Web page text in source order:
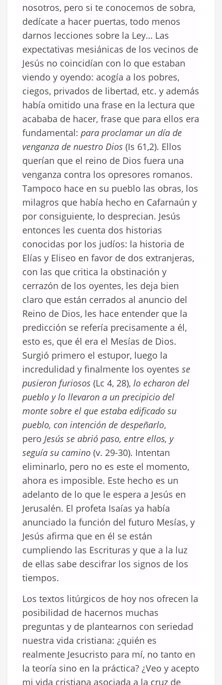
nosotros, pero si te conocemos de sobra,
dedícate a hacer puertas, todo menos
darnos lecciones sobre la Ley… Las
expectativas mesiánicas de los vecinos de
Jesús no coincidían con lo que estaban
viendo y oyendo: acogía a los pobres,
ciegos, privados de libertad, etc. y además
había omitido una frase en la lectura que
acababa de hacer, frase que para ellos era
fundamental: para proclamar un día de
venganza de nuestro Dios (Is 61,2). Ellos
querían que el reino de Dios fuera una
venganza contra los opresores romanos.
Tampoco hace en su pueblo las obras, los
milagros que había hecho en Cafarnaún y
por consiguiente, lo desprecian. Jesús
entonces les cuenta dos historias
conocidas por los judíos: la historia de
Elías y Eliseo en favor de dos extranjeras,
con las que critica la obstinación y
cerrazón de los oyentes, les deja bien
claro que están cerrados al anuncio del
Reino de Dios, les hace entender que la
predicción se refería precisamente a él,
esto es, que él era el Mesías de Dios.
Surgió primero el estupor, luego la
incredulidad y finalmente los oyentes se
pusieron furiosos (Lc 4, 28), lo echaron del
pueblo y lo llevaron a un precipicio del
monte sobre el que estaba edificado su
pueblo, con intención de despeñarlo,
pero Jesús se abrió paso, entre ellos, y
seguía su camino (v. 29-30). Intentan
eliminarlo, pero no es este el momento,
ahora es imposible. Este hecho es un
adelanto de lo que le espera a Jesús en
Jerusalén. El profeta Isaías ya había
anunciado la función del futuro Mesías, y
Jesús afirma que en él se están
cumpliendo las Escrituras y que a la luz
de ellas sabe descifrar los signos de los
tiempos.
Los textos litúrgicos de hoy nos ofrecen la
posibilidad de hacernos muchas
preguntas y de plantearnos con seriedad
nuestra vida cristiana: ¿quién es
realmente Jesucristo para mí, no tanto en
la teoría sino en la práctica? ¿Veo y acepto
mi vida cristiana asociada a la cruz de